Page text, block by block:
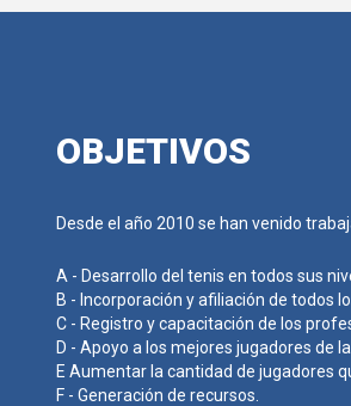
OBJETIVOS
Desde el año 2010 se han venido
A - Desarrollo del tenis en todos sus
B - Incorporación y afiliación de todos
C - Registro y capacitación de los
D - Apoyo a los mejores jugadores de
E Aumentar la cantidad de jugadores
F - Generación de recursos.